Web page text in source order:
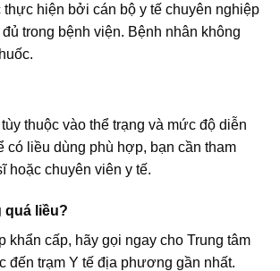
hiện bởi cán bộ y tế chuyên nghiệp
trong bệnh viện. Bệnh nhân không
thuộc vào thể trạng và mức độ diễn
có liều dùng phù hợp, bạn cần tham
hoặc chuyên viên y tế.
quá liều?
khẩn cấp, hãy gọi ngay cho Trung tâm
đến trạm Y tế địa phương gần nhất.